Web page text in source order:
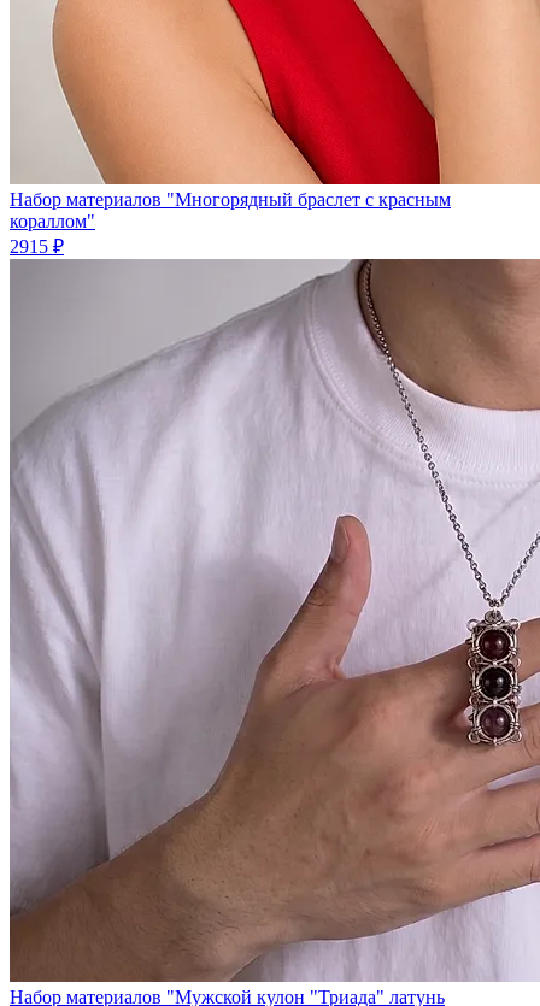
Набор материалов "Многорядный браслет с красным
кораллом"
2915 ₽
Набор материалов "Мужской кулон "Триада" латунь